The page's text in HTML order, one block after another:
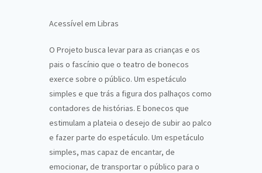
Acessível em Libras
O Projeto busca levar para as crianças e os
pais o fascínio que o teatro de bonecos
exerce sobre o público. Um espetáculo
simples e que trás a figura dos palhaços como
contadores de histórias. E bonecos que
estimulam a plateia o desejo de subir ao palco
e fazer parte do espetáculo. Um espetáculo
simples, mas capaz de encantar, de
emocionar, de transportar o público para o